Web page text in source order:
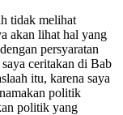
tidak melihat
akan lihat hal yang
persyaratan
ceritakan di Bab
itu, karena saya
politik
politik yang